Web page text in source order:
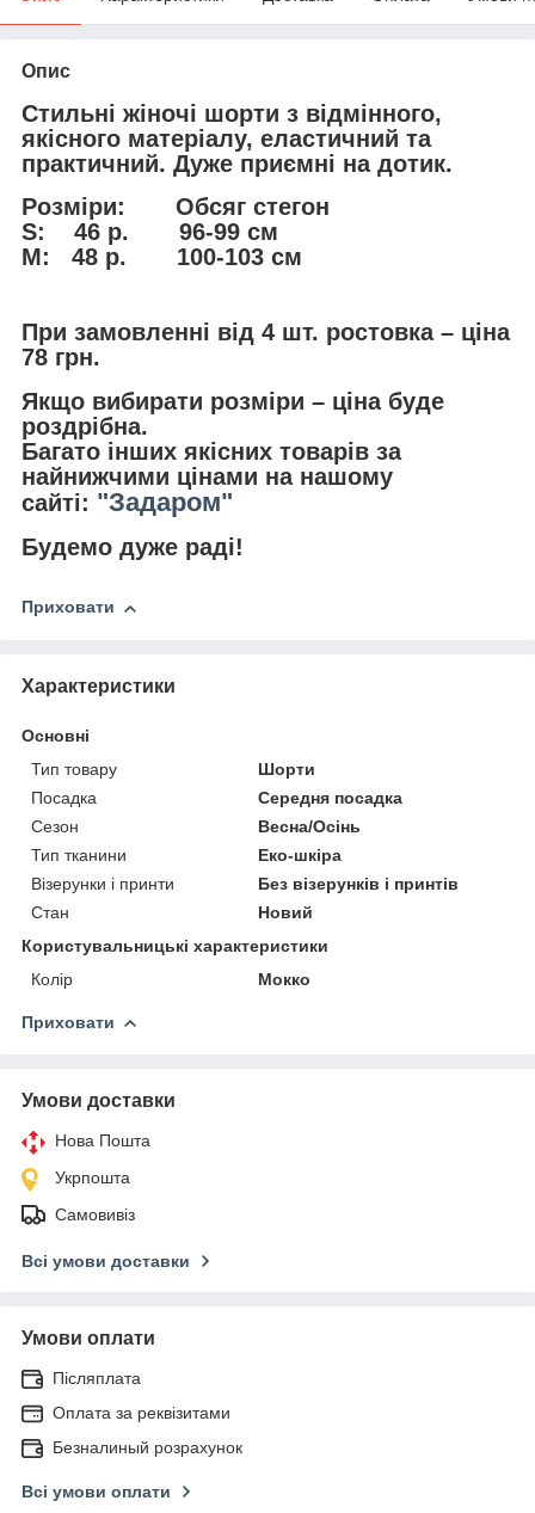
Опис
Стильні жіночі шорти з відмінного,
якісного матеріалу, еластичний та
практичний. Дуже приємні на дотик.
Розміри: Обсяг стегон
S: 46 р. 96-99 см
M: 48 р. 100-103 см
При замовленні від 4 шт. ростовка – ціна
78 грн.
Якщо вибирати розміри – ціна буде
роздрібна.
Багато інших якісних товарів за
найнижчими цінами на нашому
сайті: "Задаром"
Будемо дуже раді!
Приховати
Характеристики
Основні
Тип товару
Шорти
Посадка
Середня посадка
Сезон
Весна/Осінь
Тип тканини
Еко-шкіра
Візерунки і принти
Без візерунків і принтів
Стан
Новий
Користувальницькі характеристики
Колір
Мокко
Приховати
Умови доставки
Нова Пошта
Укрпошта
Самовивіз
Всі умови доставки
Умови оплати
Післяплата
Оплата за реквізитами
Безналиный розрахунок
Всі умови оплати